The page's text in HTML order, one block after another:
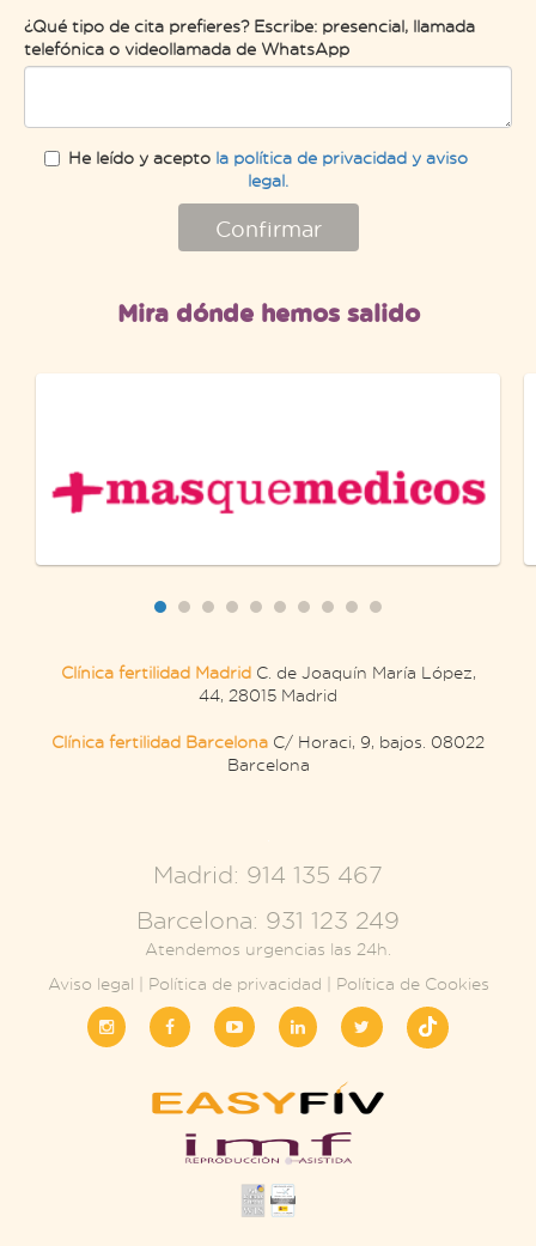
¿Qué tipo de cita prefieres? Escribe: presencial, llamada
telefónica o videollamada de WhatsApp
He leído y acepto la política de privacidad y aviso
legal.
Confirmar
Mira dónde hemos salido
Clínica fertilidad MadridC. de Joaquín María López,
44, 28015 Madrid
Clínica fertilidad Barcelona C/ Horaci, 9, bajos. 08022
Barcelona
Madrid: 914 135 467
Barcelona: 931 123 249
Atendemos urgencias las 24h.
Aviso legal | Política de privacidad | Política de Cookies